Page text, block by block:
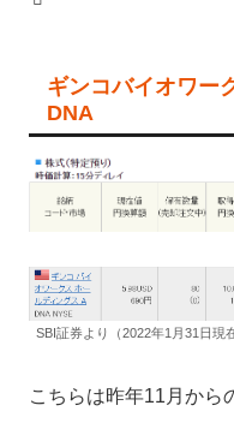
ギンコバイオワー
DNA
SBI証券より（2022年1月31日現
こちらは昨年11月から